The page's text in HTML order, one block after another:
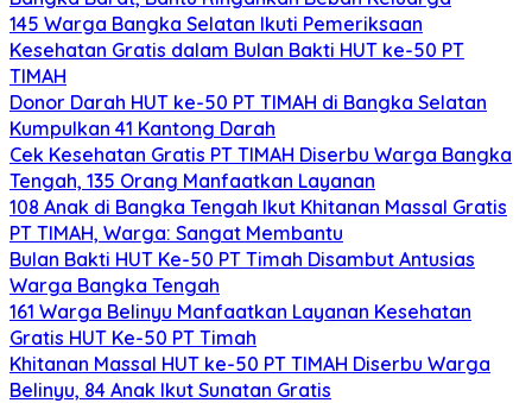
145 Warga Bangka Selatan Ikuti Pemeriksaan
Kesehatan Gratis dalam Bulan Bakti HUT ke-50 PT
TIMAH
Donor Darah HUT ke-50 PT TIMAH di Bangka Selatan
Kumpulkan 41 Kantong Darah
Cek Kesehatan Gratis PT TIMAH Diserbu Warga Bangka
Tengah, 135 Orang Manfaatkan Layanan
108 Anak di Bangka Tengah Ikut Khitanan Massal Gratis
PT TIMAH, Warga: Sangat Membantu
Bulan Bakti HUT Ke-50 PT Timah Disambut Antusias
Warga Bangka Tengah
161 Warga Belinyu Manfaatkan Layanan Kesehatan
Gratis HUT Ke-50 PT Timah
Khitanan Massal HUT ke-50 PT TIMAH Diserbu Warga
Belinyu, 84 Anak Ikut Sunatan Gratis